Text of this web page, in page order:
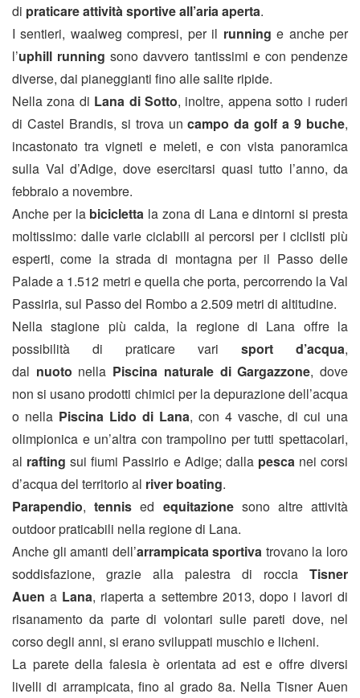
di praticare attività sportive all’aria aperta.
I sentieri, waalweg compresi, per il running e anche per
l’uphill running sono davvero tantissimi e con pendenze
diverse, dai pianeggianti fino alle salite ripide.
Nella zona di Lana di Sotto, inoltre, appena sotto i ruderi
di Castel Brandis, si trova un campo da golf a 9 buche,
incastonato tra vigneti e meleti, e con vista panoramica
sulla Val d’Adige, dove esercitarsi quasi tutto l’anno, da
febbraio a novembre.
Anche per la bicicletta la zona di Lana e dintorni si presta
moltissimo: dalle varie ciclabili ai percorsi per i ciclisti più
esperti, come la strada di montagna per il Passo delle
Palade a 1.512 metri e quella che porta, percorrendo la Val
Passiria, sul Passo del Rombo a 2.509 metri di altitudine.
Nella stagione più calda, la regione di Lana offre la
possibilità di praticare vari sport d’acqua,
dal nuoto nella Piscina naturale di Gargazzone, dove
non si usano prodotti chimici per la depurazione dell’acqua
o nella Piscina Lido di Lana, con 4 vasche, di cui una
olimpionica e un’altra con trampolino per tutti spettacolari,
al rafting sui fiumi Passirio e Adige; dalla pescanei corsi
d’acqua del territorio al river boating.
Parapendio,tennis ed equitazionesono altre attività
outdoor praticabili nella regione di Lana.
Anche gli amanti dell’arrampicata sportiva trovano la loro
soddisfazione, grazie alla palestra di roccia Tisner
Auen a Lana, riaperta a settembre 2013, dopo i lavori di
risanamento da parte di volontari sulle pareti dove, nel
corso degli anni, si erano sviluppati muschio e licheni.
La parete della falesia è orientata ad est e offre diversi
livelli di arrampicata, fino al grado 8a. Nella Tisner Auen